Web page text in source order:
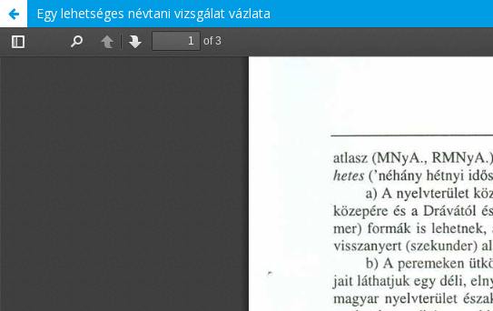
Egy lehetséges névtani vizsgálat vázlata